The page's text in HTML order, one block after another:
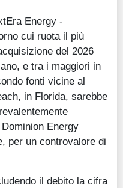
Energy -
cui ruota il più
del 2026
e tra i maggiori in
fonti vicine al
in Florida, sarebbe
Energy
per un controvalore di
il debito la cifra